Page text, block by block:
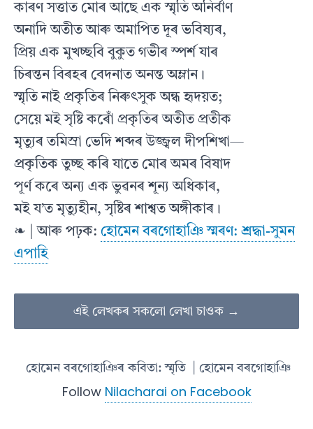
কাৰণ সত্তাত মোৰ আছে এক স্মৃতি অনির্বাণ
অনাদি অতীত আৰু অমাপিত দূৰ ভবিষ্যৰ,
প্রিয় এক মুখচ্ছবি বুকুত গভীৰ স্পর্শ যাৰ
চিৰন্তন বিৰহৰ বেদনাত অনন্ত অম্লান।
স্মৃতি নাই প্রকৃতিৰ নিৰুৎসুক অন্ধ হৃদয়ত;
সেয়ে মই সৃষ্টি কৰোঁ প্ৰকৃতিৰ অতীত প্রতীক
মৃত্যুৰ তমিস্রা ভেদি শব্দৰ উজ্জ্বল দীপশিখা—
প্রকৃতিক তুচ্ছ কৰি যাতে মোৰ অমৰ বিষাদ
পূর্ণ কৰে অন্য এক ভুৱনৰ শূন্য অধিকাৰ,
মই য’ত মৃত্যুহীন, সৃষ্টিৰ শাশ্বত অঙ্গীকাৰ।
❧ | আৰু পঢ়ক: হোমেন বৰগোহাঞি স্মৰণ: শ্ৰদ্ধা-সুমন
এপাহি
এই লেখকৰ সকলো লেখা চাওক →
হোমেন বৰগোহাঞিৰ কবিতা: স্মৃতি | হোমেন বৰগোহাঞি
Follow Nilacharai on Facebook